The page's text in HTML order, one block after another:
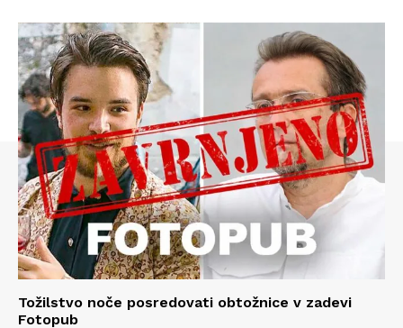
Tožilstvo noče posredovati obtožnice v zadevi
Fotopub